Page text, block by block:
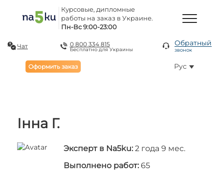
Курсовые, дипломные
работы на заказ в Украине.
Пн-Вс 9:00-23:00
Чат 0 800 334 815
Бесплатно для Украины
Обратный
звонок
Оформить заказ Рус
Інна Г.
Эксперт в Na5ku: 2 года 9 мес.
Выполнено работ: 65